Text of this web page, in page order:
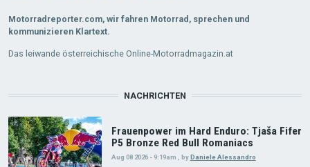
Motorradreporter.com, wir fahren Motorrad, sprechen und
kommunizieren Klartext.
Das leiwande österreichische Online-Motorradmagazin.at
NACHRICHTEN
Frauenpower im Hard Enduro: Tjaša Fifer
P5 Bronze Red Bull Romaniacs
Aug 08 2026 - 9:19am byDaniele Alessandro